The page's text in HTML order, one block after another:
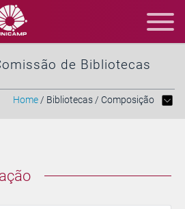
de Bibliotecas
Home/ Bibliotecas / Composição